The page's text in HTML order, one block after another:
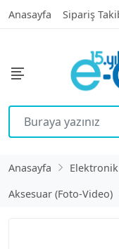
Anasayfa Sipariş
Anasayfa Elektronik
Aksesuar (Foto-Video)